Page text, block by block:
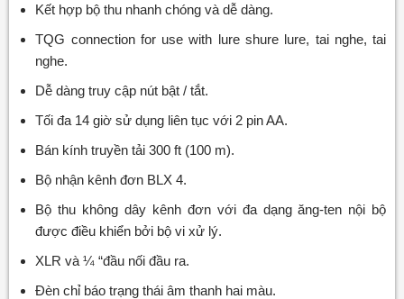
Kết hợp bộ thu nhanh chóng và dễ dàng.
TQG connection for use with lure shure lure, tai nghe, tai
nghe.
Dễ dàng truy cập nút bật / tắt.
Tối đa 14 giờ sử dụng liên tục với 2 pin AA.
Bán kính truyền tải 300 ft (100 m).
Bộ nhận kênh đơn BLX 4.
Bộ thu không dây kênh đơn với đa dạng ăng-ten nội bộ
được điều khiển bởi bộ vi xử lý.
XLR và ¼ “đầu nối đầu ra.
Đèn chỉ báo trạng thái âm thanh hai màu.